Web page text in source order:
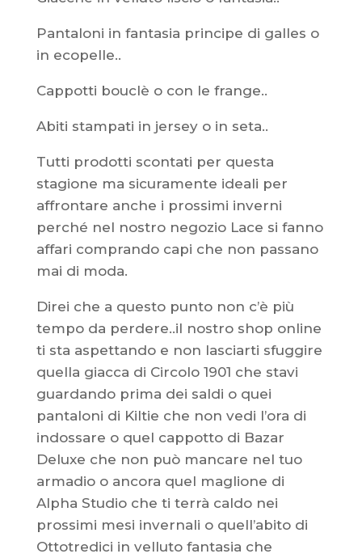
Pantaloni in fantasia principe di galles o
in ecopelle..
Cappotti bouclè o con le frange..
Abiti stampati in jersey o in seta..
Tutti prodotti scontati per questa
stagione ma sicuramente ideali per
affrontare anche i prossimi inverni
perché nel nostro negozio Lace si fanno
affari comprando capi che non passano
mai di moda.
Direi che a questo punto non c’è più
tempo da perdere..il nostro shop online
ti sta aspettando e non lasciarti sfuggire
quella giacca di Circolo 1901 che stavi
guardando prima dei saldi o quei
pantaloni di Kiltie che non vedi l’ora di
indossare o quel cappotto di Bazar
Deluxe che non può mancare nel tuo
armadio o ancora quel maglione di
Alpha Studio che ti terrà caldo nei
prossimi mesi invernali o quell’abito di
Ottotredici in velluto fantasia che